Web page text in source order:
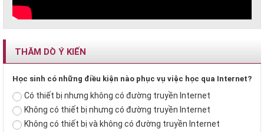
THĂM DÒ Ý KIẾN
Học sinh có những điều kiện nào phục vụ việc học qua Internet?
Có thiết bị nhưng không có đường truyền Internet
Không có thiết bị nhưng có đường truyền Internet
Không có thiết bị và không có đường truyền Internet